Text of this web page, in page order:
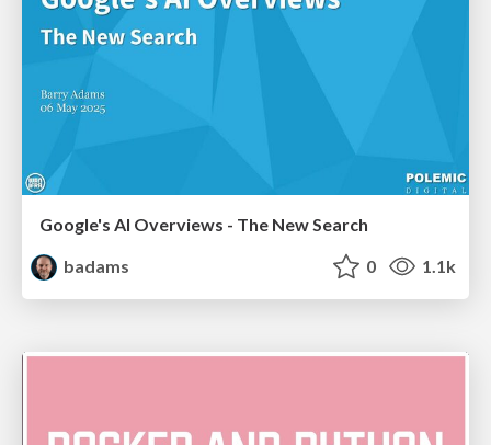
Google's AI Overviews - The New Search
badams
0 1.1k